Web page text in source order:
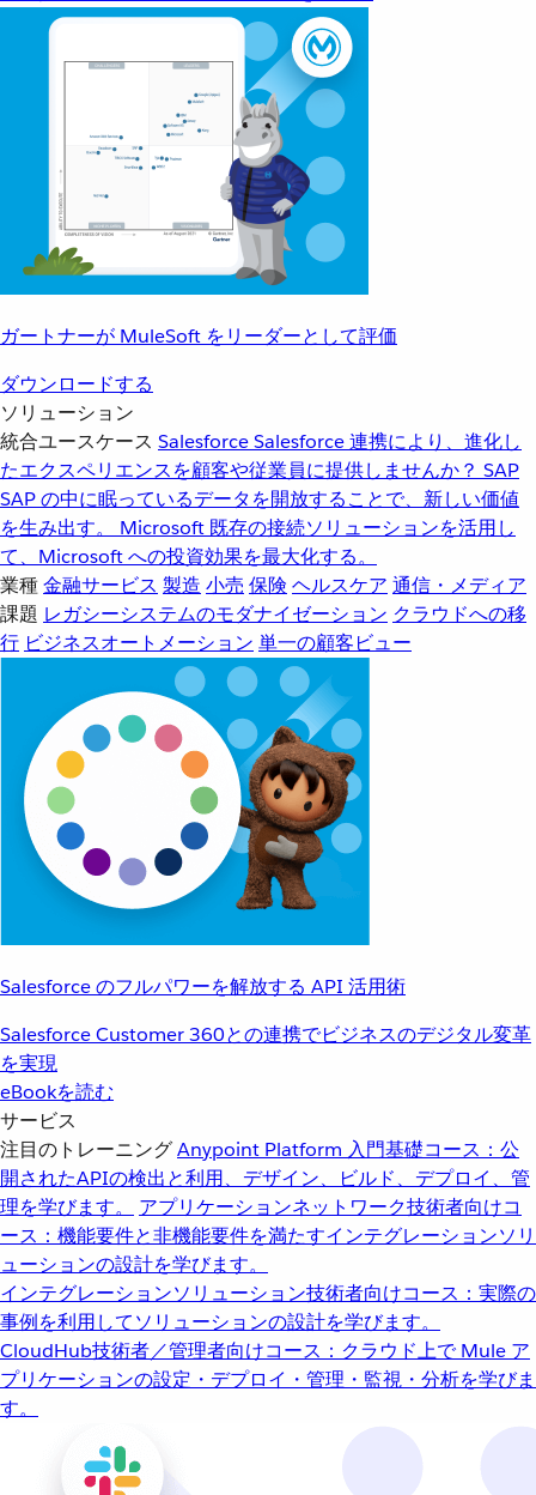
ガートナーが MuleSoft をリーダーとして評価
ダウンロードする
ソリューション
統合ユースケース SalesforceSalesforce 連携により、進化し
たエクスペリエンスを顧客や従業員に提供しませんか？ SAP
SAP の中に眠っているデータを開放することで、新しい価値
を生み出す。
Microsoft 既存の接続ソリューションを活用し
て、Microsoft への投資効果を最大化する。
業種金融サービス 製造 小売 保険 ヘルスケア 通信・メディア
課題 レガシーシステムのモダナイゼーション クラウドへの移
行 ビジネスオートメーション 単一の顧客ビュー
Salesforce のフルパワーを解放する API 活用術
Salesforce Customer 360との連携でビジネスのデジタル変革
を実現
eBookを読む
サービス
注目のトレーニングAnypoint Platform 入門基礎コース：公
開されたAPIの検出と利用、デザイン、ビルド、デプロイ、管
理を学びます。
アプリケーションネットワーク技術者向けコ
ース：機能要件と非機能要件を満たすインテグレーションソリ
ューションの設計を学びます。
インテグレーションソリューション技術者向けコース：実際の
事例を利用してソリューションの設計を学びます。
CloudHub技術者／管理者向けコース：クラウド上で Mule ア
プリケーションの設定・デプロイ・管理・監視・分析を学びま
す。